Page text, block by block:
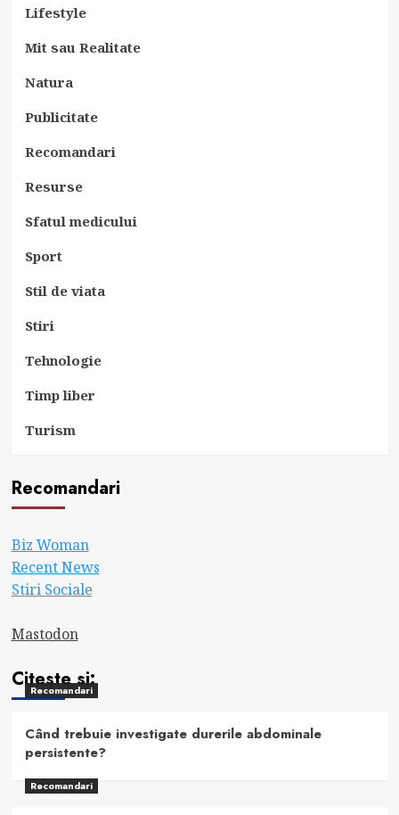
Lifestyle
Mit sau Realitate
Natura
Publicitate
Recomandari
Resurse
Sfatul medicului
Sport
Stil de viata
Stiri
Tehnologie
Timp liber
Turism
Recomandari
Biz Woman
Recent News
Stiri Sociale
Mastodon
Citeste si:
Recomandari
Când trebuie investigate durerile abdominale
persistente?
Recomandari